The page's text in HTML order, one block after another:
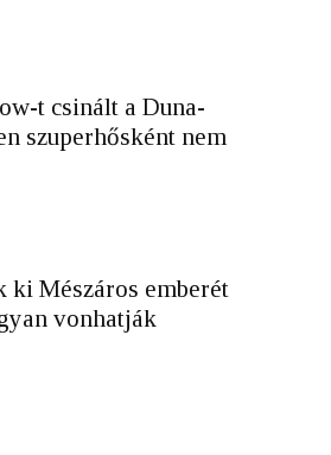
t csinált a Duna-
szuperhősként nem
ki Mészáros emberét
vonhatják